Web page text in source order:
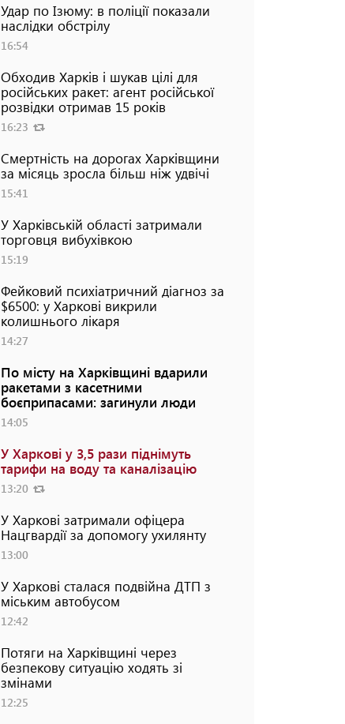
Удар по Ізюму: в поліції показали
наслідки обстрілу
16:54
Обходив Харків і шукав цілі для
російських ракет: агент російської
розвідки отримав 15 років
16:23
Смертність на дорогах Харківщини
за місяць зросла більш ніж удвічі
15:41
У Харківській області затримали
торговця вибухівкою
15:19
Фейковий психіатричний діагноз за
$6500: у Харкові викрили
колишнього лікаря
14:27
По місту на Харківщині вдарили
ракетами з касетними
боєприпасами: загинули люди
14:05
У Харкові у 3,5 рази піднімуть
тарифи на воду та каналізацію
13:20
У Харкові затримали офіцера
Нацгвардії за допомогу ухилянту
13:00
У Харкові сталася подвійна ДТП з
міським автобусом
12:42
Потяги на Харківщині через
безпекову ситуацію ходять зі
змінами
12:25